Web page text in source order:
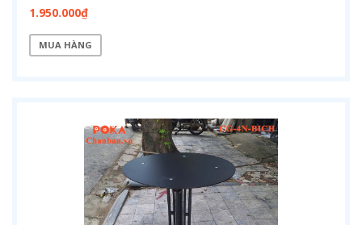
1.950.000₫
MUA HÀNG